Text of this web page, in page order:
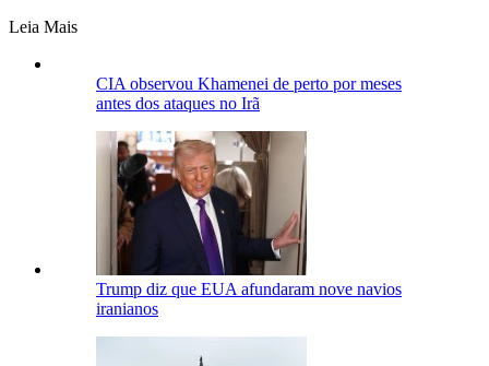
Leia Mais
CIA observou Khamenei de perto por meses
antes dos ataques no Irã
Trump diz que EUA afundaram nove navios
iranianos